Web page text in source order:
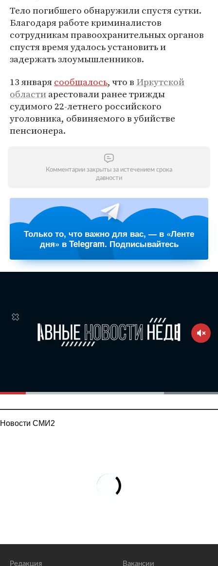
Тело погибшего обнаружили спустя сутки.
Благодаря работе криминалистов
сотрудникам правоохранительных органов
спустя время удалось установить и
задержать злоумышленников.
13 январясообщалось, что в Иркутской
областиарестовали ранее трижды
судимого 22-летнего российского
уголовника, обвиняемого в убийстве
пенсионера.
Комментарии закрыты за истечением срока
давности
Только то, что важно для вас, — в «Ленте
дня» в Telegram. Подписывайтесь
Новости СМИ2
Редакция Вакансии